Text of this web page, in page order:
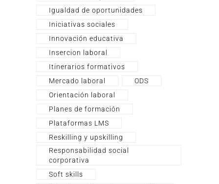
Igualdad de oportunidades
Iniciativas sociales
Innovación educativa
Insercion laboral
Itinerarios formativos
Mercado laboral
ODS
Orientación laboral
Planes de formación
Plataformas LMS
Reskilling y upskilling
Responsabilidad social
corporativa
Soft skills